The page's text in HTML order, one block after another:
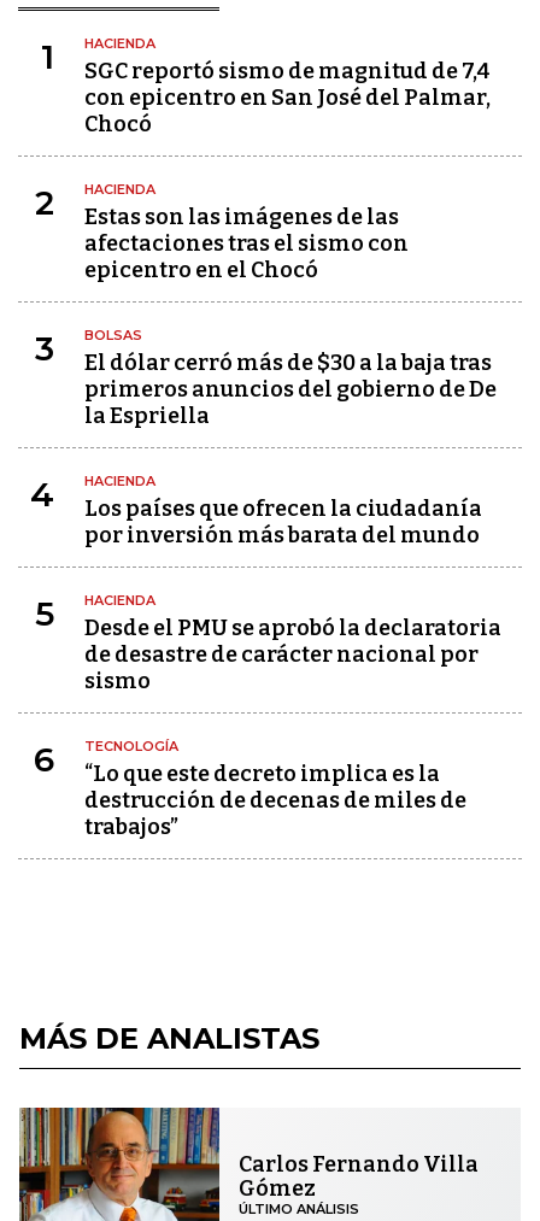
1 HACIENDA
SGC reportó sismo de magnitud de 7,4
con epicentro en San José del Palmar,
Chocó
2 HACIENDA
Estas son las imágenes de las
afectaciones tras el sismo con
epicentro en el Chocó
3 BOLSAS
El dólar cerró más de $30 a la baja tras
primeros anuncios del gobierno de De
la Espriella
4 HACIENDA
Los países que ofrecen la ciudadanía
por inversión más barata del mundo
5 HACIENDA
Desde el PMU se aprobó la declaratoria
de desastre de carácter nacional por
sismo
6 TECNOLOGÍA
“Lo que este decreto implica es la
destrucción de decenas de miles de
trabajos”
MÁS DE ANALISTAS
Carlos Fernando Villa
Gómez
ÚLTIMO ANÁLISIS